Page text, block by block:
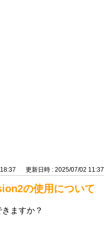
更新日時 : 2025/07/02 11:37
の使用について
ますか？